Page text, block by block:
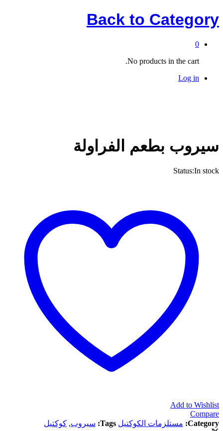
Back to Category
0
No products in the cart.
Log in
سيروب بطعم الفراولة
Status:In stock
Add to Wishlist
Compare
Category: مستلزمات الكوكتيل Tags: سيروب, كوكتيل